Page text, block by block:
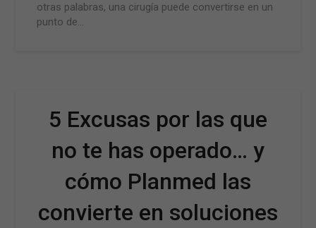
otras palabras, una cirugía puede convertirse en un
punto de…
5 Excusas por las que
no te has operado… y
cómo Planmed las
convierte en soluciones